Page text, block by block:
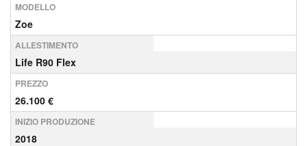
MODELLO
Zoe
ALLESTIMENTO
Life R90 Flex
PREZZO
26.100 €
INIZIO PRODUZIONE
2018